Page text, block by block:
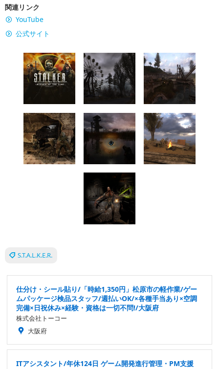
関連リンク
YouTube
公式サイト
S.T.A.L.K.E.R.
仕分け・シール貼り/「時給1,350円」松原市の軽作業/ゲー
ムパッケージ検品スタッフ/週払いOK/×各種手当あり×空調
完備×日祝休み×経験・資格は一切不問!/大阪府
株式会社トーコー
大阪府
ITアシスタント/年休124日 ゲーム開発進行管理・PM支援